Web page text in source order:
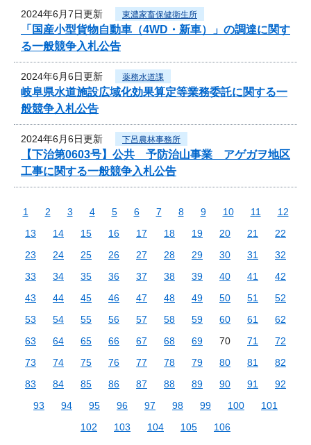
2024年6月7日更新 東濃家畜保健衛生所
「国産小型貨物自動車（4WD・新車）」の調達に関す
る一般競争入札公告
2024年6月6日更新 薬務水道課
岐阜県水道施設広域化効果算定等業務委託に関する一
般競争入札公告
2024年6月6日更新 下呂農林事務所
【下治第0603号】公共 予防治山事業 アゲガヲ地区
工事に関する一般競争入札公告
1 2 3 4 5 6 7 8 9 10 11
12
13
14 15 16 17 18 19 20 21
22
23
24 25 26 27 28 29 30 31
32
33
34 35 36 37 38 39 40 41
42
43
44 45 46 47 48 49 50 51
52
53
54 55 56 57 58 59 60 61
62
63
64 65 66 67 68 69 70 71
72
73
74 75 76 77 78 79 80 81
82
83
84 85 86 87 88 89 90 91
92
93
94 95 96 97 98 99 100
101
102
103 104 105 106